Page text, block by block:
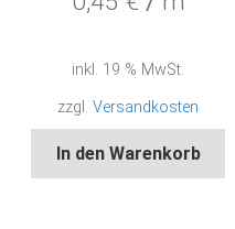
inkl. 19 % MwSt.
zzgl.Versandkosten
In den Warenkorb